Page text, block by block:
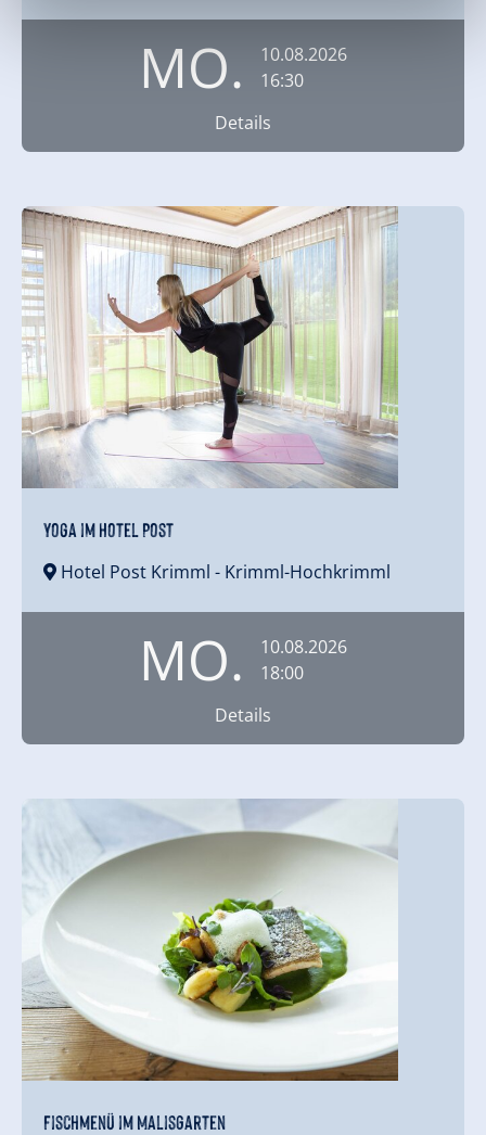
MO.
10.08.2026
16:30
Details
Yoga im Hotel Post
Hotel Post Krimml - Krimml-Hochkrimml
MO.
10.08.2026
18:00
Details
Fischmenü im MalisGarten